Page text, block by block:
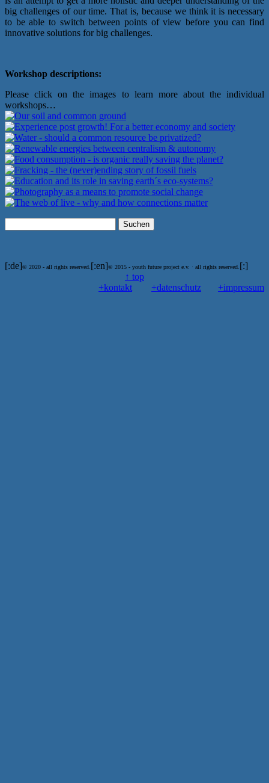
big challenges of our time. That is, because we think it is necessary
to be able to switch between points of view before you can find
innovative solutions for big challenges.
Workshop descriptions:
Please click on the images to learn more about the individual
workshops…
nach:
[:de]© 2020 - all rights reserved. [:en]© 2015 - youth future project e.v. · all rights reserved. [:]
↑ top
+kontakt
+datenschutz +impressum